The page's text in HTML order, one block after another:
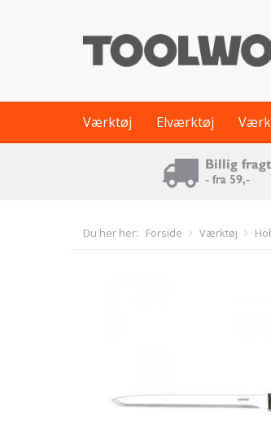
Værktøj Elværktøj
Du her her: Forside Værktøj